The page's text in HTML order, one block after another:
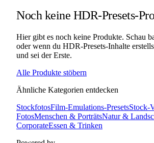
Noch keine HDR-Presets-
Hier gibt es noch keine Produkte. Schau
oder wenn du HDR-Presets-Inhalte
und sei der Erste.
Alle Produkte stöbern
Ähnliche Kategorien entdecken
StockfotosFilm-Emulations-PresetsStock-
FotosMenschen & PorträtsNatur &
CorporateEssen & Trinken